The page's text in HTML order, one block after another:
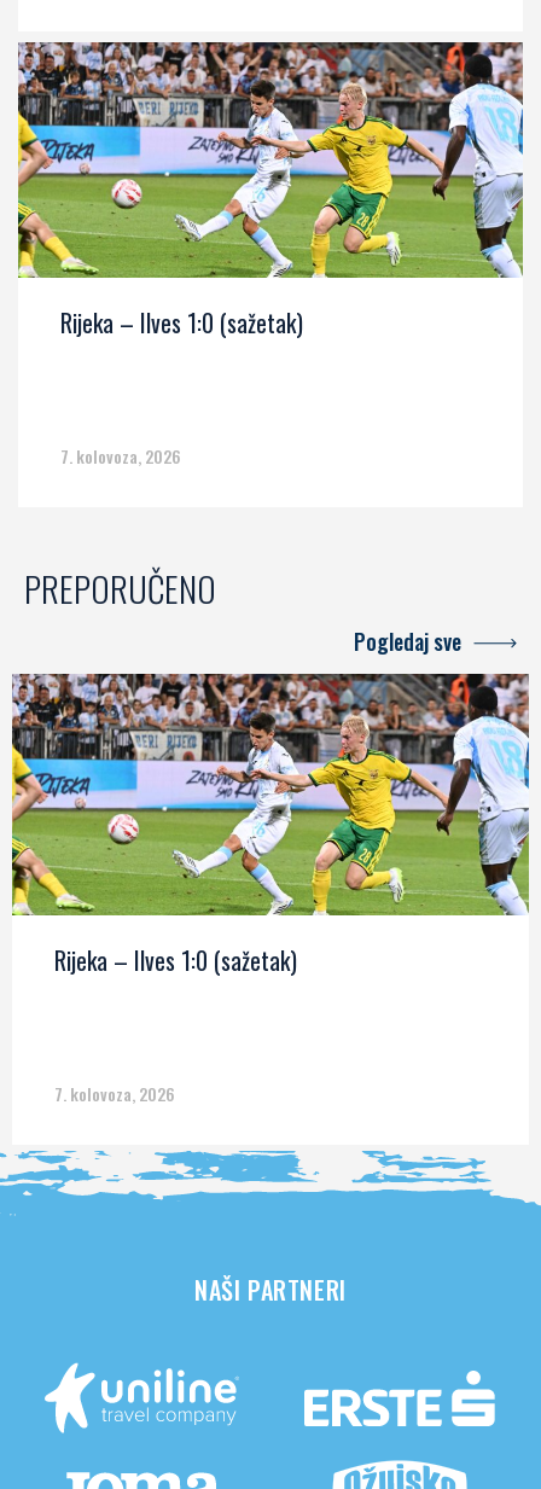
Rijeka – Ilves 1:0 (sažetak)
7. kolovoza, 2026
PREPORUČENO
Pogledaj sve
Rijeka – Ilves 1:0 (sažetak)
7. kolovoza, 2026
NAŠI PARTNERI